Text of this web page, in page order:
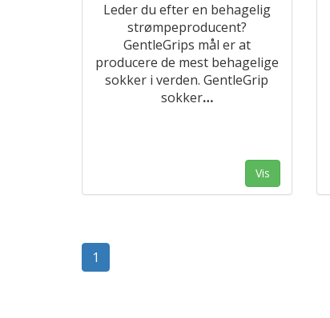
Leder du efter en behagelig
strømpeproducent?
GentleGrips mål er at
producere de mest behagelige
sokker i verden. GentleGrip
sokker…
Vis
1